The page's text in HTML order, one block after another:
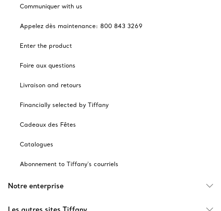
Communiquer with us
Appelez dès maintenance: 800 843 3269
Enter the product
Foire aux questions
Livraison and retours
Financially selected by Tiffany
Cadeaux des Fêtes
Catalogues
Abonnement to Tiffany's courriels
Notre enterprise